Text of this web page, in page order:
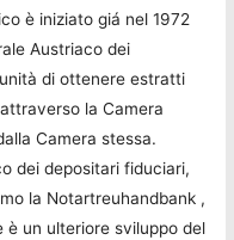
è iniziato giá nel 1972
Austriaco dei
di ottenere estratti
la Camera
Camera stessa.
dei depositari fiduciari,
la Notartreuhandbank ,
è un ulteriore sviluppo del